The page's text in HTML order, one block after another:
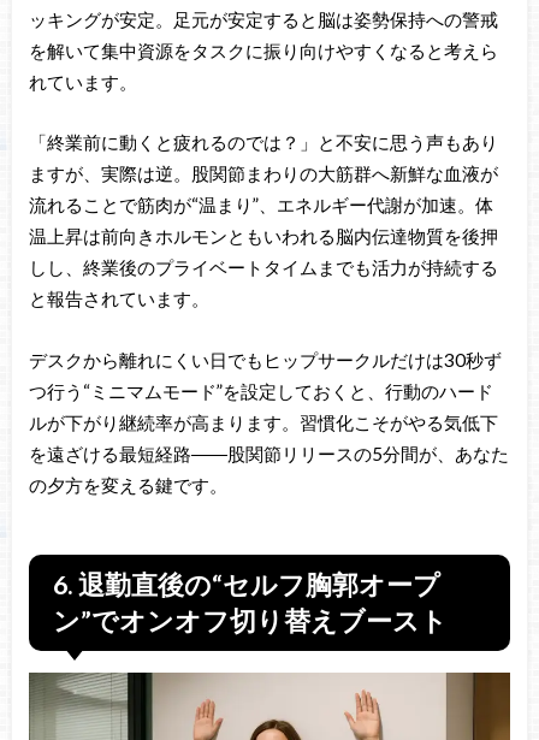
ッキングが安定。足元が安定すると脳は姿勢保持への警戒
を解いて集中資源をタスクに振り向けやすくなると考えら
れています。
「終業前に動くと疲れるのでは？」と不安に思う声もあり
ますが、実際は逆。股関節まわりの大筋群へ新鮮な血液が
流れることで筋肉が“温まり”、エネルギー代謝が加速。体
温上昇は前向きホルモンともいわれる脳内伝達物質を後押
しし、終業後のプライベートタイムまでも活力が持続する
と報告されています。
デスクから離れにくい日でもヒップサークルだけは30秒ず
つ行う“ミニマムモード”を設定しておくと、行動のハード
ルが下がり継続率が高まります。習慣化こそがやる気低下
を遠ざける最短経路――股関節リリースの5分間が、あなた
の夕方を変える鍵です。
6. 退勤直後の“セルフ胸郭オープ
ン”でオンオフ切り替えブースト